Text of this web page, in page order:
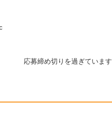
応募締め切りを過ぎています